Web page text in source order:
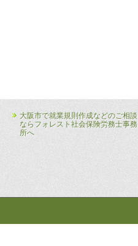
大阪市で就業規則作成などのご相談
ならフォレスト社会保険労務士事務
所へ